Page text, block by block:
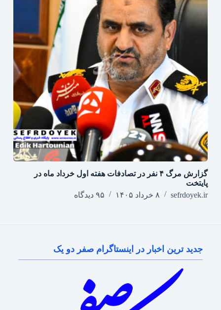
گزارش مرگ ۴ نفر در تصادفات هفته اول خرداد ماه در
پایتخت
sefrdoyek.ir
۸ خرداد ۱۴۰۵ ۹۵ دیدگاه
جدید ترین اخبار در اینستاگرام صفر دو یک